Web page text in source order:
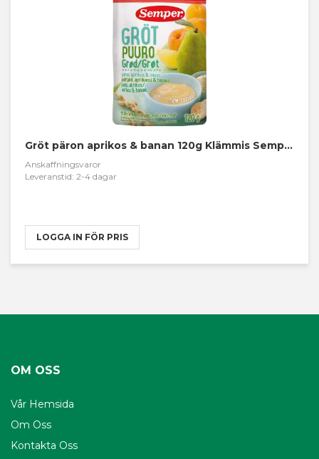
Gröt päron aprikos & banan 120g Klämmis Semper
Anskaffningsvaror
Leveranstid: 2-4 dagar
LOGGA IN FÖR PRIS
OM OSS
Vår Hemsida
Om Oss
Kontakta Oss